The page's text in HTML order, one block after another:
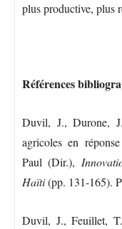
plus productive, plus
Références
Duvil, J., Durone,
agricoles en
Paul (Dir.),
Haïti(pp. 131-165).
Duvil, J., Feuillet,